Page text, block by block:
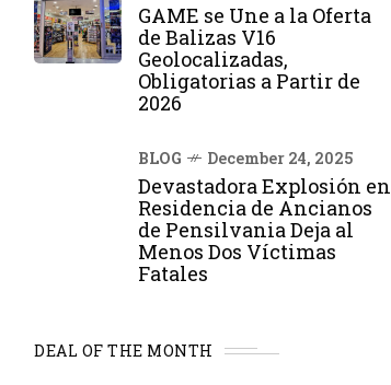
GAME se Une a la Oferta
de Balizas V16
Geolocalizadas,
Obligatorias a Partir de
2026
BLOG December 24, 2025
Devastadora Explosión en
Residencia de Ancianos
de Pensilvania Deja al
Menos Dos Víctimas
Fatales
DEAL OF THE MONTH